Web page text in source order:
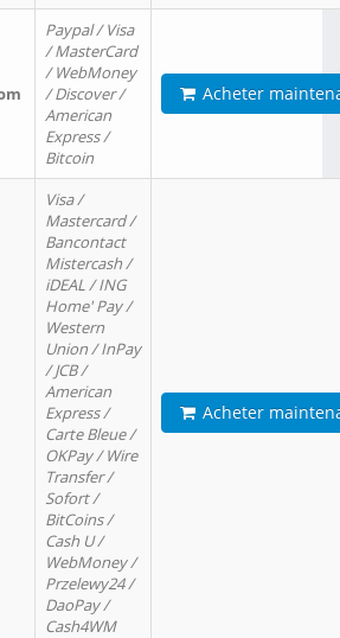
Paypal / Visa
/ MasterCard
/ WebMoney
/ Discover /
American
Express /
Bitcoin
Acheter
Visa /
Mastercard /
Bancontact
Mistercash /
iDEAL / ING
Home' Pay /
Western
Union / InPay
/ JCB /
American
Express /
Carte Bleue /
OKPay / Wire
Transfer /
Sofort /
BitCoins /
Cash U /
WebMoney /
Przelewy24 /
DaoPay /
Cash4WM
Acheter